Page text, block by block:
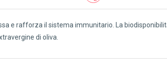
e rafforza il sistema immunitario. La
di oliva.